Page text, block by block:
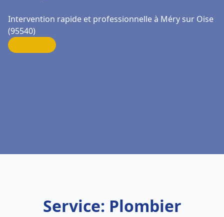
Intervention rapide et professionnelle à Méry sur Oise
(95540)
Service: Plombier